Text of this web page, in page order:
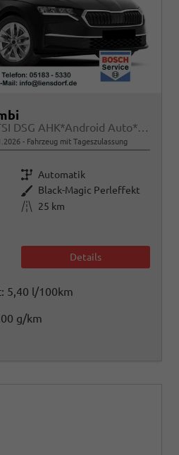
Selection Kombi 1.5 TSI DSG AHK*Android Auto*ACC*SHZ*E-Heck*Keyless*Kamera*2Z Klimaauto
Fahrzeug mit Tageszulassung
Getriebe Automatik
Außenfarbe Black-Magic Perleffekt
Kilometerstand
25 km
Details
5,40 l/100km
g/km